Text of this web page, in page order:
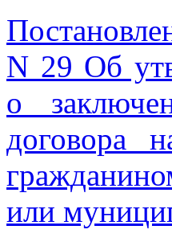
N 29 Об
о
договора
или